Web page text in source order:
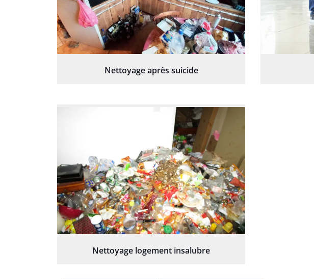
Nettoyage après suicide
Nettoyage logement insalubre